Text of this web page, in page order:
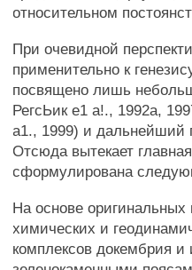
относительном
При очевидной
применительно к
посвящено лишь
РегсЬик е1 а!., 1992а,
а1., 1999) и дальнейший
Отсюда вытекает
сформулирована
На основе оригинальных
химических и
комплексов докембрия